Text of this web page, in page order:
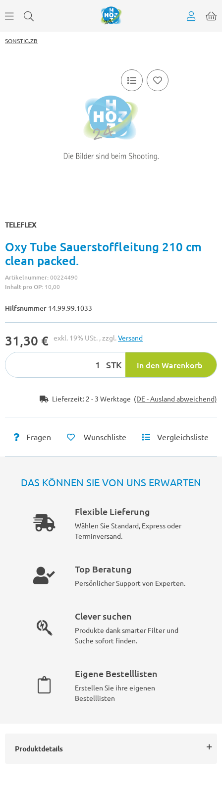
SONSTIG.ZB
TELEFLEX
Oxy Tube Sauerstoffleitung 210 cm
clean packed.
Artikelnummer:00224490
Inhalt pro OP: 10,00
Hilfsnummer 14.99.99.1033
31,30 € exkl. 19% USt. , zzgl.Versand
STK In den Warenkorb
Lieferzeit: 2 - 3 Werktage (DE - Ausland abweichend)
Fragen Wunschliste Vergleichsliste
DAS KÖNNEN SIE VON UNS ERWARTEN
Flexible Lieferung
Wählen Sie Standard, Express oder
Terminversand.
Top Beratung
Persönlicher Support von Experten.
Clever suchen
Produkte dank smarter Filter und
Suche sofort finden.
Eigene Bestelllisten
Erstellen Sie ihre eigenen
Bestelllisten
Produktdetails